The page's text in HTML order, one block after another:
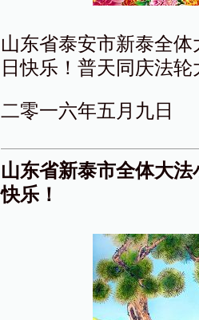
山东省泰安市新泰全
日快乐！普天同庆法
二零一六年五月九日
山东省新泰市全体大
快乐！